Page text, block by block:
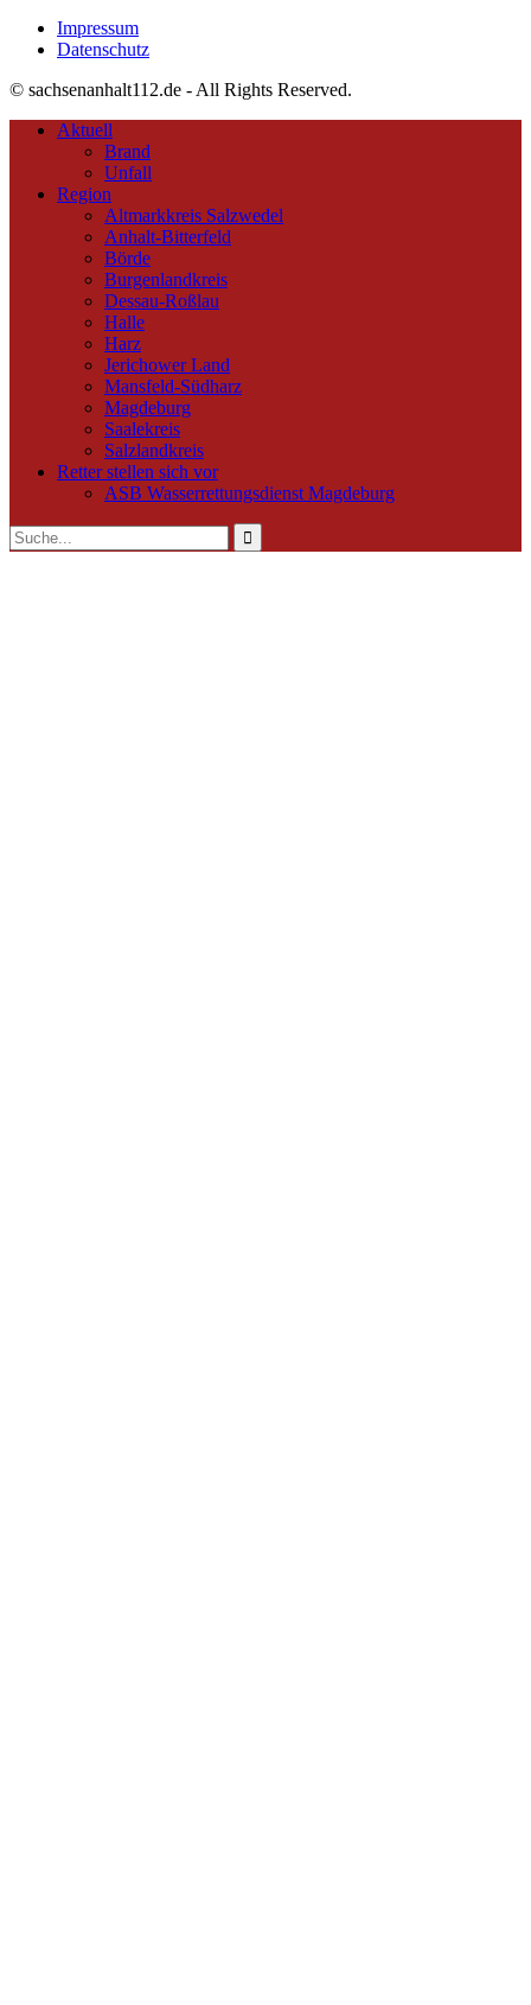
Impressum
Datenschutz
© sachsenanhalt112.de - All Rights Reserved.
Aktuell
Brand
Unfall
Region
Altmarkkreis Salzwedel
Anhalt-Bitterfeld
Börde
Burgenlandkreis
Dessau-Roßlau
Halle
Harz
Jerichower Land
Mansfeld-Südharz
Magdeburg
Saalekreis
Salzlandkreis
Retter stellen sich vor
ASB Wasserrettungsdienst Magdeburg